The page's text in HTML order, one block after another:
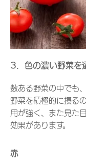
3．色の濃い野菜を
数ある野菜の中でも
野菜を積極的に摂る
用が強く、また見た
効果があります。
赤